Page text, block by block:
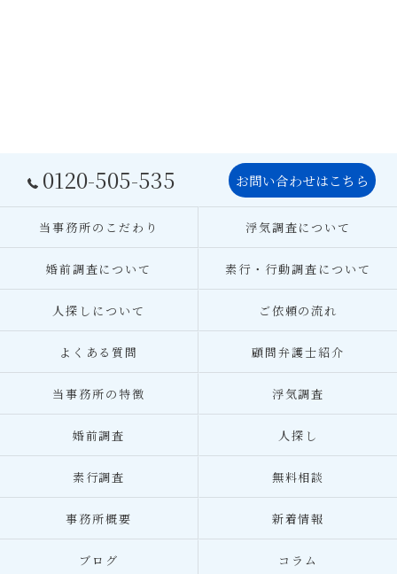
0120-505-535 お問い合わせはこちら
当事務所のこだわり 浮気調査について
婚前調査について 素行・行動調査について
人探しについて ご依頼の流れ
よくある質問 顧問弁護士紹介
当事務所の特徴 浮気調査
婚前調査 人探し
素行調査 無料相談
事務所概要 新着情報
ブログ コラム